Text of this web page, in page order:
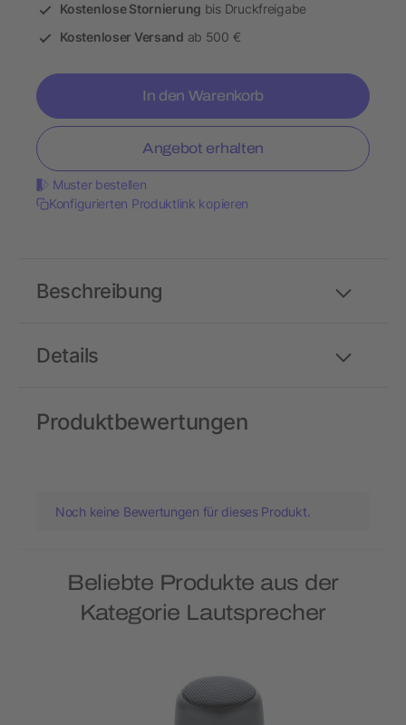
Kostenlose Stornierung bis Druckfreigabe
Kostenloser Versand ab 500 €
In den Warenkorb
Angebot erhalten
Muster bestellen
Konfigurierten Produktlink kopieren
Details
Beschreibung
Produktbewertungen
Noch keine Bewertungen für dieses Produkt.
Beliebte Produkte aus der
Kategorie Lautsprecher